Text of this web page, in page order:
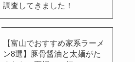
調査してきました！
【富山でおすすめ家系ラーメ
ン8選】豚骨醤油と太麺がた